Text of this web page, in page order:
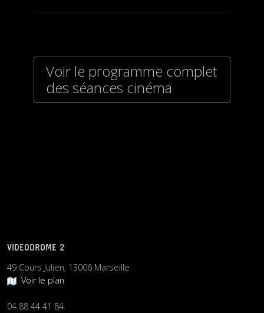
Voir le programme complet
des séances cinéma
VIDEODROME 2
49 Cours Julien, 13006 Marseille
Voir le plan
04 88 44 41 84